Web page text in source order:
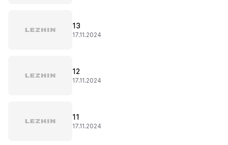
13
17.11.2024
12
17.11.2024
11
17.11.2024